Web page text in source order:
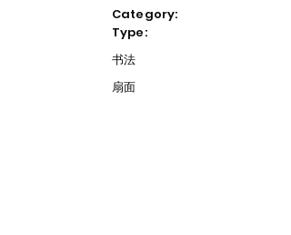
Category:
Type:
书法
扇面